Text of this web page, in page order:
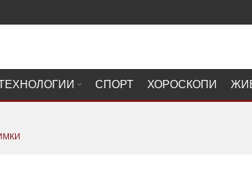
СПОРТ ХОРОСКОПИ